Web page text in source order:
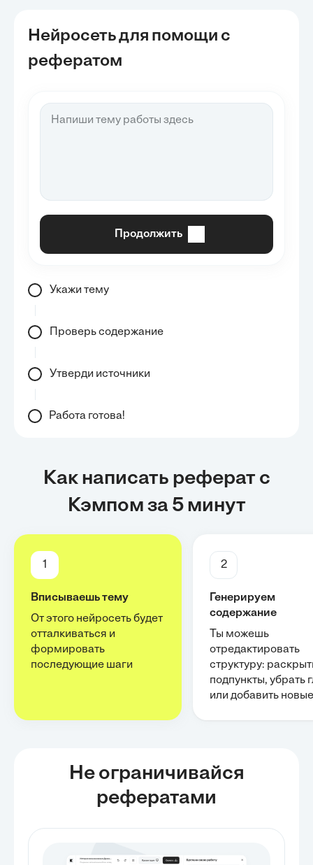
Нейросеть для помощи с
рефератом
Продолжить
Укажи тему
Проверь содержание
Утверди источники
Работа готова!
Как написать реферат с
Кэмпом за 5 минут
1
Вписываешь тему
От этого нейросеть будет
отталкиваться и
формировать
последующие шаги
2
Генерируем
содержание
Ты можешь
отредактировать
структуру:
подпункты, убрать
или добавить новые
Не ограничивайся
рефератами